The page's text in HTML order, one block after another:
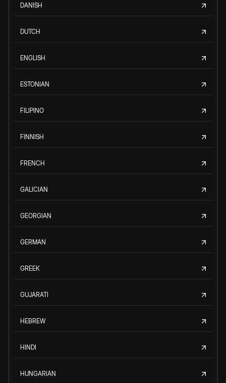
DANISH
DUTCH
ENGLISH
ESTONIAN
FILIPINO
FINNISH
FRENCH
GALICIAN
GEORGIAN
GERMAN
GREEK
GUJARATI
HEBREW
HINDI
HUNGARIAN